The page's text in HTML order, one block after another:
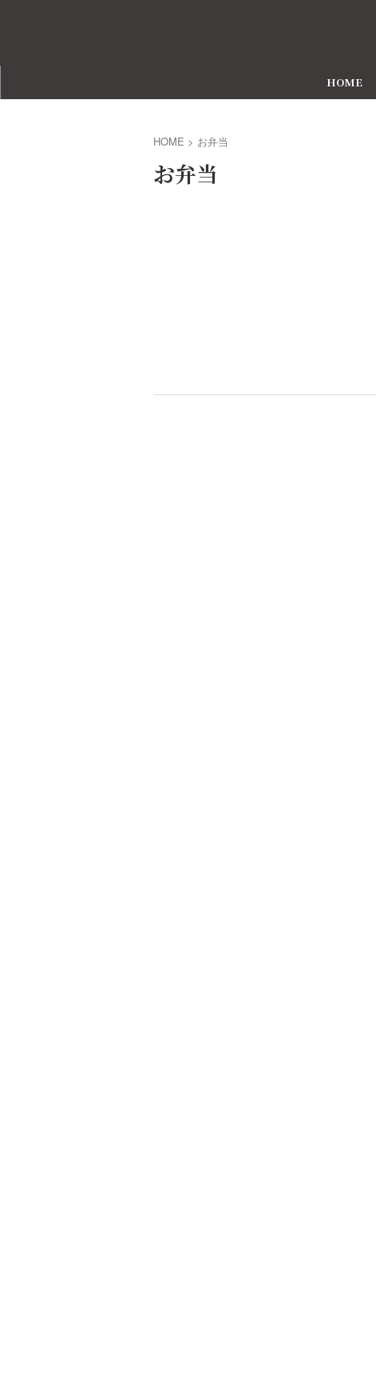
HOME
HOME > お弁当
お弁当